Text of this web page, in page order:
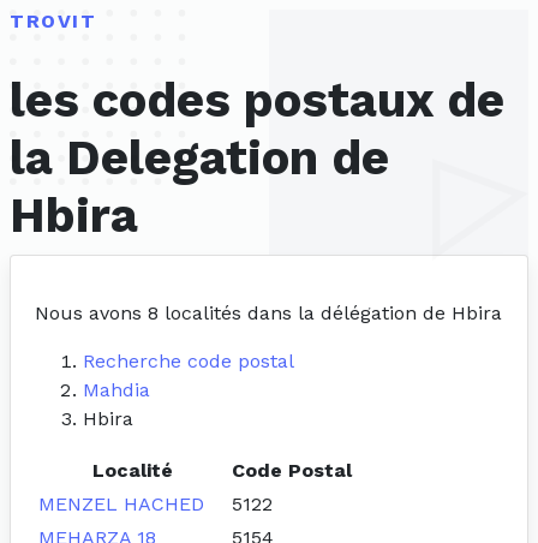
TROVIT
les codes postaux de
la Delegation de
Hbira
Nous avons 8 localités dans la délégation de Hbira
Recherche code postal
Mahdia
Hbira
Localité
Code Postal
MENZEL HACHED
5122
MEHARZA 18
5154